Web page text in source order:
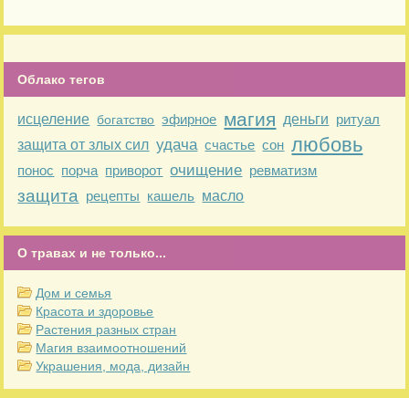
Облако тегов
исцеление богатство эфирное магия деньги ритуал
защита от злых сил удача счастье сон любовь
понос порча приворот очищение ревматизм
защита рецепты кашель масло
О травах и не только...
Дом и семья
Красота и здоровье
Растения разных стран
Магия взаимоотношений
Украшения, мода, дизайн